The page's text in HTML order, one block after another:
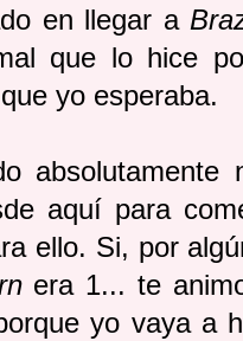
en llegar a
que lo hice
yo esperaba.
absolutamente
aquí para
ello. Si, por
era 1... te
yo vaya a